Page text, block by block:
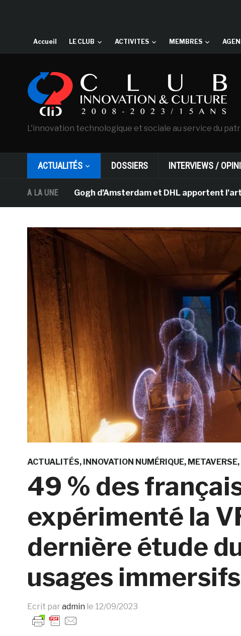
Accueil LE CLUB ACTIVITES MEMBRES
L'innovation technologique et sociale au service du
ACTUALITÉS DOSSIERS INTERVIEWS /
A LA UNE
Van Gogh d’Amsterdam et DHL apportent l’art dans
ACTUALITÉS INNOVATION NUMÉRIQUE METAVERSE
49 % des
expérimenté la
dernière étude
usages immersifs
Ecrit par admin le 12/09/2023